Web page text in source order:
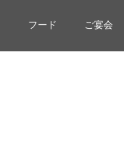
フード ご宴会